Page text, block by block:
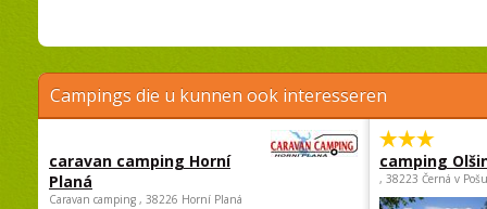
Campings die u kunnen ook interesseren
caravan camping Horní
Planá
Caravan camping , 38226 Horní Planá
camping
, 38223 Černá v